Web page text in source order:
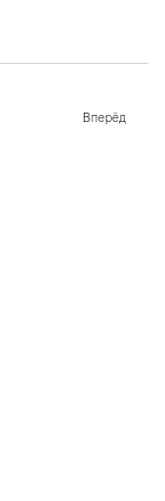
Вперёд